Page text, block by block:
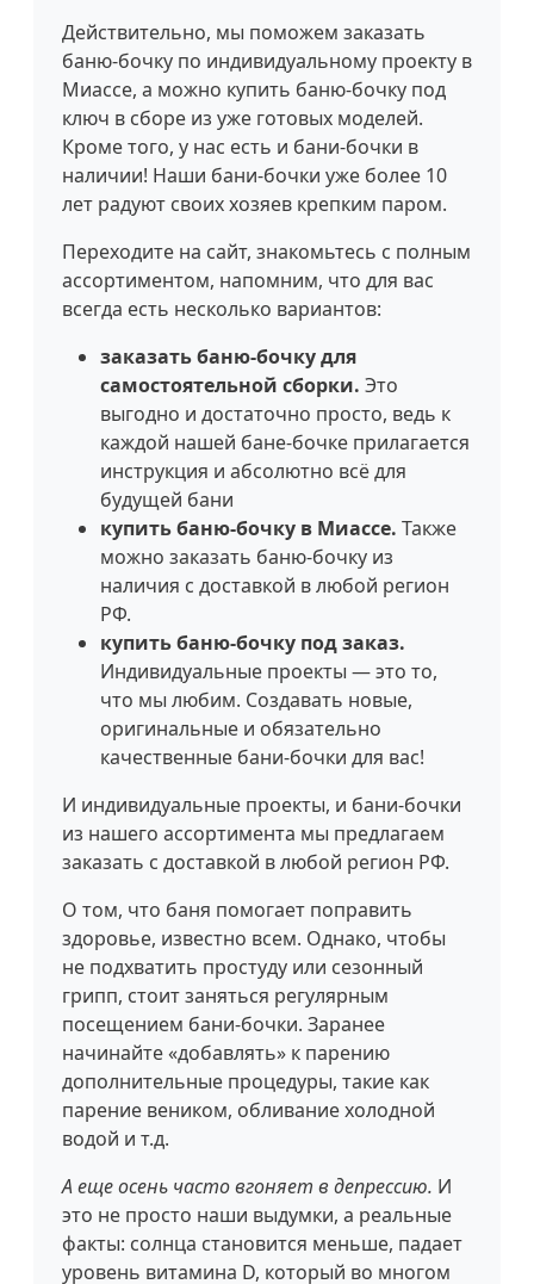
Действительно, мы поможем заказать
баню-бочку по индивидуальному проекту в
Миассе, а можно купить баню-бочку под
ключ в сборе из уже готовых моделей.
Кроме того, у нас есть и бани-бочки в
наличии! Наши бани-бочки уже более 10
лет радуют своих хозяев крепким паром.
Переходите на сайт, знакомьтесь с полным
ассортиментом, напомним, что для вас
всегда есть несколько вариантов:
заказать баню-бочку для
самостоятельной сборки. Это
выгодно и достаточно просто, ведь к
каждой нашей бане-бочке прилагается
инструкция и абсолютно всё для
будущей бани
купить баню-бочку в Миассе. Также
можно заказать баню-бочку из
наличия с доставкой в любой регион
РФ.
купить баню-бочку под заказ.
Индивидуальные проекты — это то,
что мы любим. Создавать новые,
оригинальные и обязательно
качественные бани-бочки для вас!
И индивидуальные проекты, и бани-бочки
из нашего ассортимента мы предлагаем
заказать с доставкой в любой регион РФ.
О том, что баня помогает поправить
здоровье, известно всем. Однако, чтобы
не подхватить простуду или сезонный
грипп, стоит заняться регулярным
посещением бани-бочки. Заранее
начинайте «добавлять» к парению
дополнительные процедуры, такие как
парение веником, обливание холодной
водой и т.д.
А еще осень часто вгоняет в депрессию. И
это не просто наши выдумки, а реальные
факты: солнца становится меньше, падает
уровень витамина D, который во многом